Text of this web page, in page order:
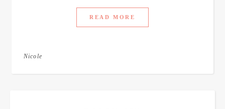
READ MORE
Nicole